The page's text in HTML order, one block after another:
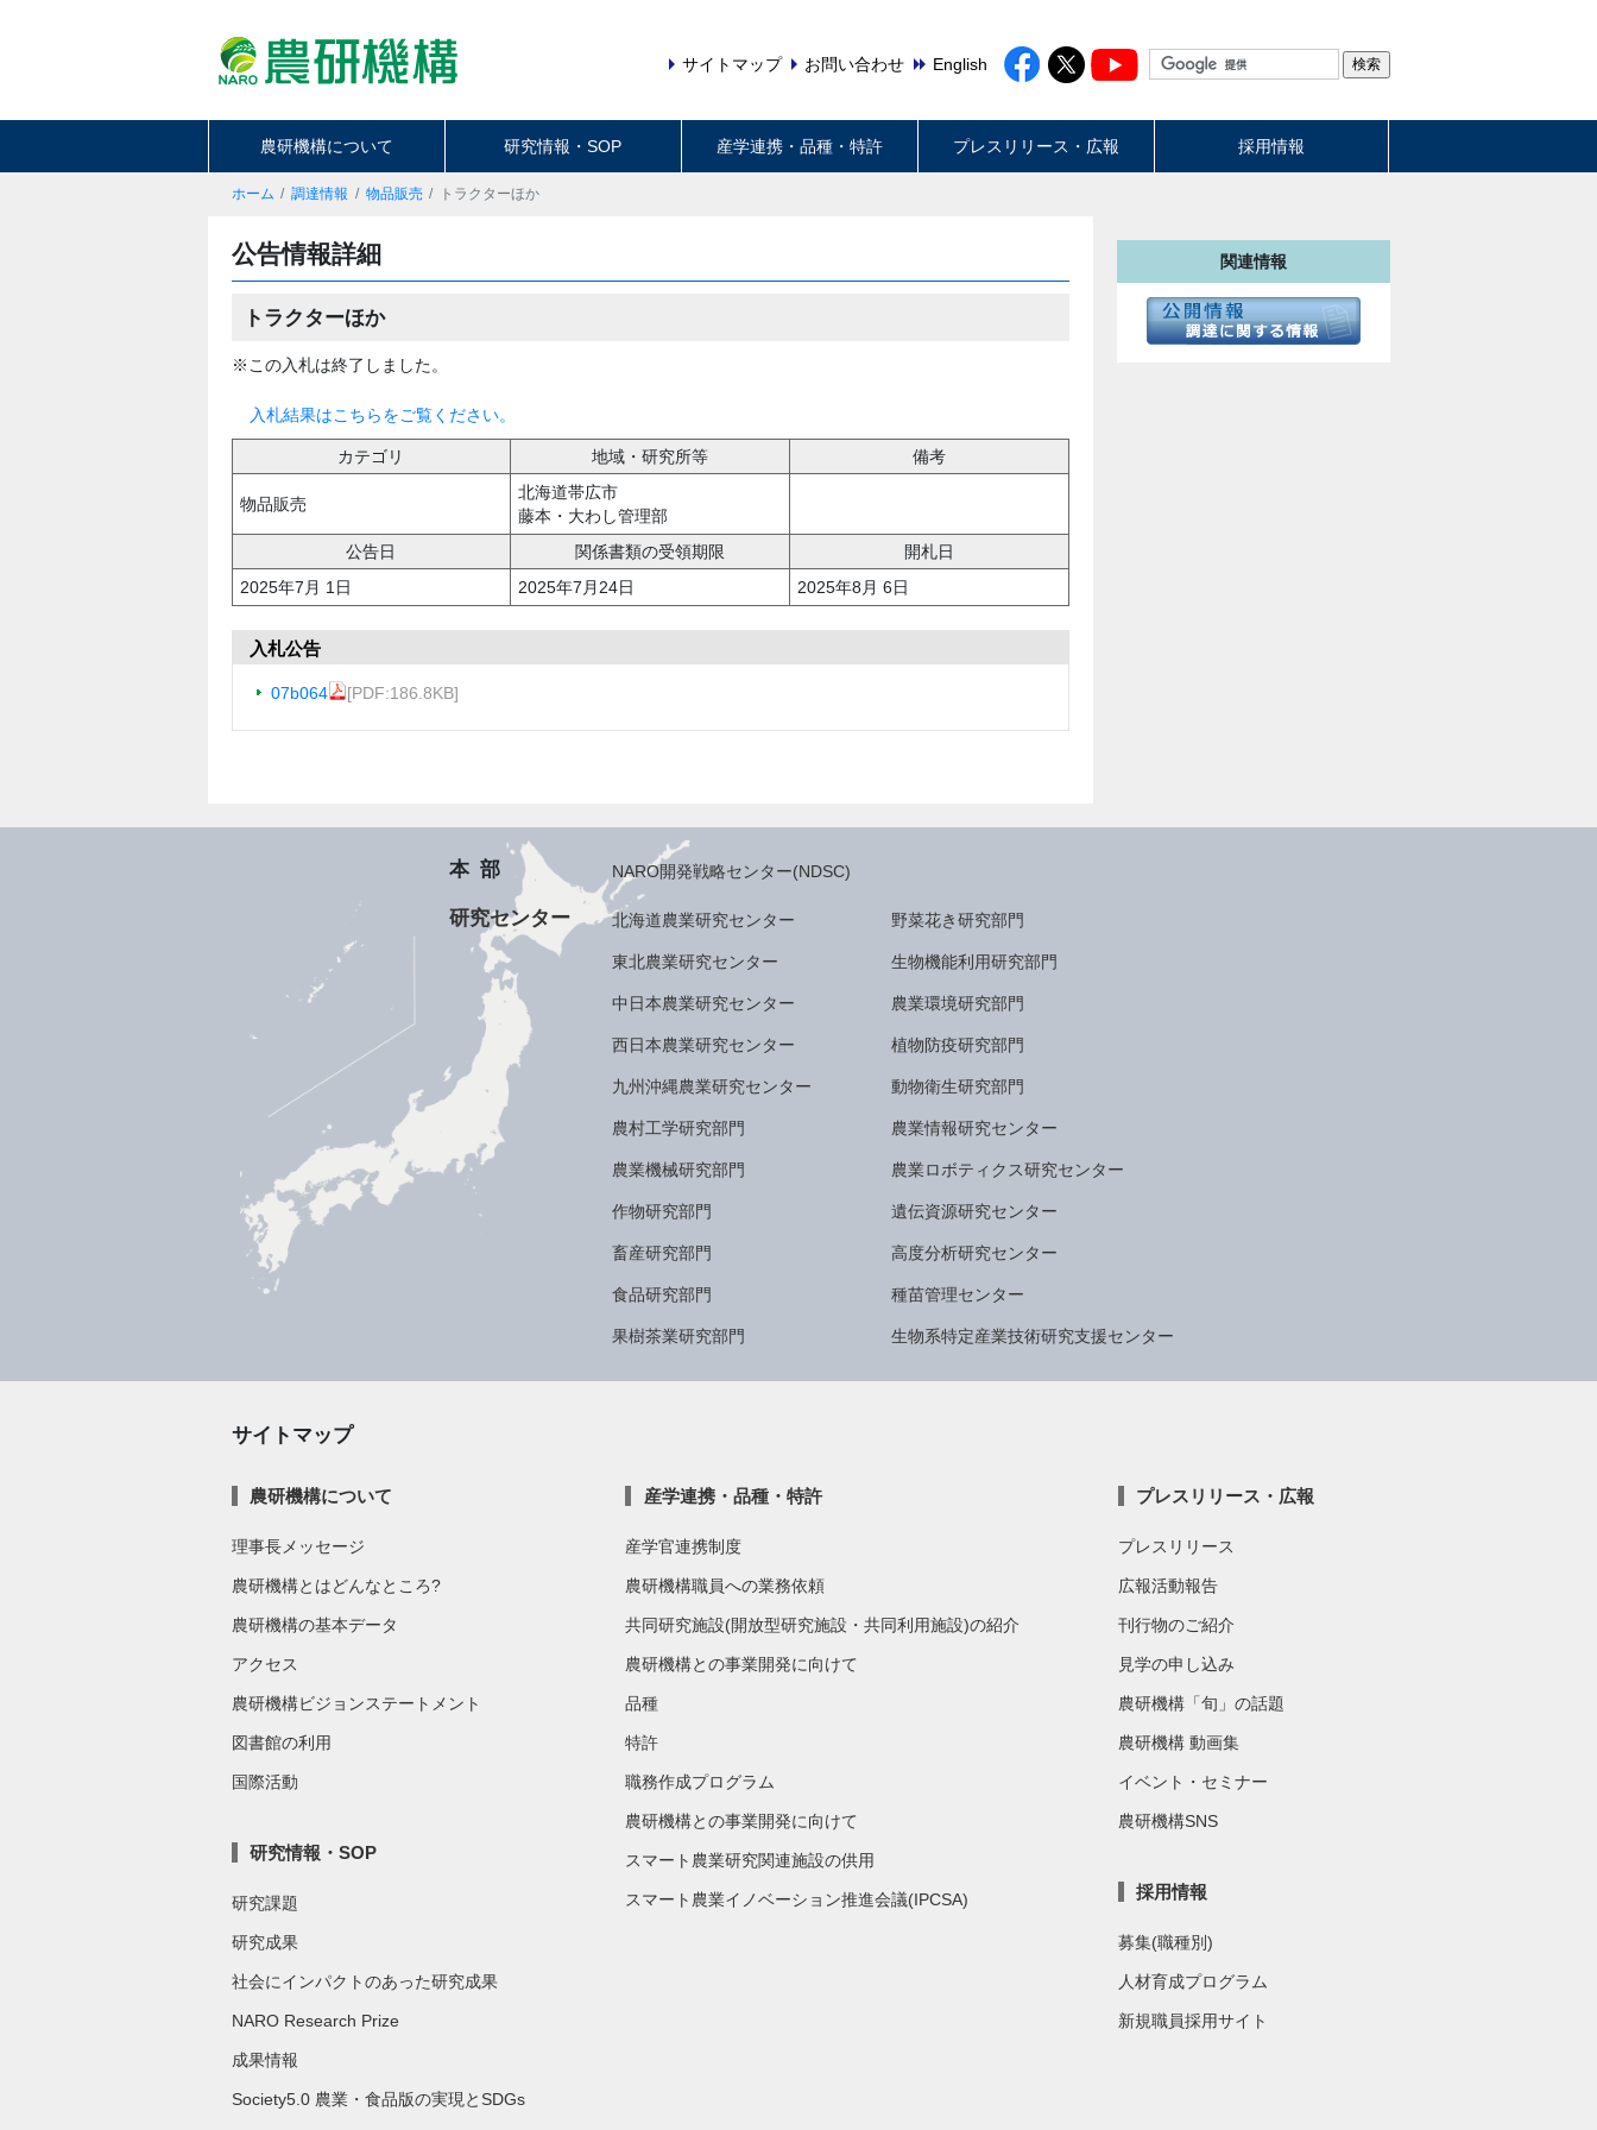
サイトマップ お問い合わせ English
農研機構について 研究情報・SOP 産学連携・品種・特許 プレスリリース・広報 採用情報
ホーム 調達情報 物品販売 トラクターほか
公告情報詳細
トラクターほか
※この入札は終了しました。
入札結果はこちらをご覧ください。
カテゴリ 地域・研究所等 備考
物品販売
北海道帯広市
藤本・大わし管理部
公告日
関係書類の受領期限
開札日
2025年7月 1日
2025年7月24日 2025年8月 6日
入札公告
07b064 [PDF:186.8KB]
関連情報
本部 NARO開発戦略センター(NDSC)
研究センター 北海道農業研究センター
東北農業研究センター
中日本農業研究センター
西日本農業研究センター
九州沖縄農業研究センター
農村工学研究部門
農業機械研究部門
作物研究部門
畜産研究部門
食品研究部門
果樹茶業研究部門
野菜花き研究部門
生物機能利用研究部門
農業環境研究部門
植物防疫研究部門
動物衛生研究部門
農業情報研究センター
農業ロボティクス研究センター
遺伝資源研究センター
高度分析研究センター
種苗管理センター
生物系特定産業技術研究支援センター
サイトマップ
農研機構について
理事長メッセージ
農研機構とはどんなところ?
農研機構の基本データ
アクセス
農研機構ビジョンステートメント
図書館の利用
国際活動
研究情報・SOP
研究課題
研究成果
社会にインパクトのあった研究成果
NARO Research Prize
成果情報
Society5.0 農業・食品版の実現とSDGs
産学連携・品種・特許
産学官連携制度
農研機構職員への業務依頼
共同研究施設(開放型研究施設・共同利用施設)の紹介
農研機構との事業開発に向けて
品種
特許
職務作成プログラム
農研機構との事業開発に向けて
スマート農業研究関連施設の供用
スマート農業イノベーション推進会議(IPCSA)
プレスリリース・広報
プレスリリース
広報活動報告
刊行物のご紹介
見学の申し込み
農研機構「旬」の話題
農研機構 動画集
イベント・セミナー
農研機構SNS
採用情報
募集(職種別)
人材育成プログラム
新規職員採用サイト